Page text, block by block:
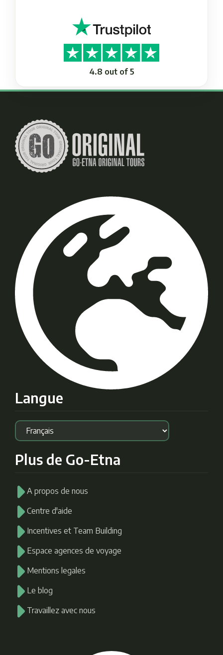
4.8 out of 5
Langue
Plus de Go-Etna
A propos de nous
Centre d'aide
Incentives et Team Building
Espace agences de voyage
Mentions legales
Le blog
Travaillez avec nous